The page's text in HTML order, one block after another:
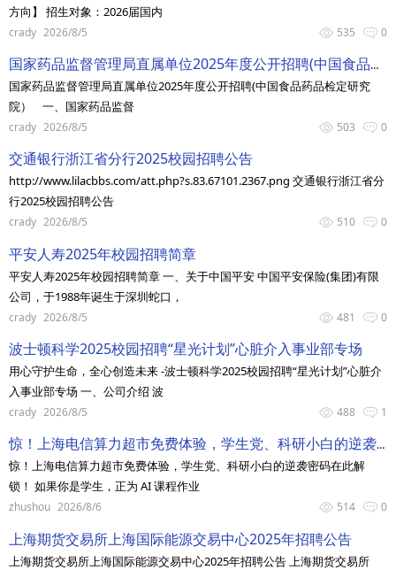
方向】 招生对象：2026届国内
0
535
crady 2026/8/5
国家药品监督管理局直属单位2025年度公开招聘(中国食品药品检定研究院）
国家药品监督管理局直属单位2025年度公开招聘(中国食品药品检定研究
院） 一、国家药品监督
0
503
crady 2026/8/5
交通银行浙江省分行2025校园招聘公告
http://www.lilacbbs.com/att.php?s.83.67101.2367.png 交通银行浙江省分
行2025校园招聘公告
0
510
crady 2026/8/5
平安人寿2025年校园招聘简章
平安人寿2025年校园招聘简章 一、关于中国平安 中国平安保险(集团)有限
公司，于1988年诞生于深圳蛇口，
0
481
crady 2026/8/5
波士顿科学2025校园招聘“星光计划”心脏介入事业部专场
用心守护生命，全心创造未来 -波士顿科学2025校园招聘“星光计划”心脏介
入事业部专场 一、公司介绍 波
1
488
crady 2026/8/5
惊！上海电信算力超市免费体验，学生党、科研小白的逆袭密码在此解锁！
惊！上海电信算力超市免费体验，学生党、科研小白的逆袭密码在此解
锁！ 如果你是学生，正为 AI 课程作业
0
514
zhushou 2026/8/6
上海期货交易所上海国际能源交易中心2025年招聘公告
上海期货交易所上海国际能源交易中心2025年招聘公告 上海期货交易所